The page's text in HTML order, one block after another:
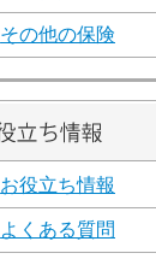
その他の保険
お役立ち情報
よくある質問